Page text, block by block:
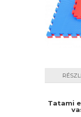
Tatami